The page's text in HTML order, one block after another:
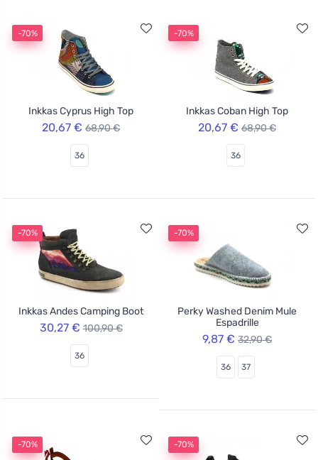
-70%
Inkkas Cyprus High Top
20,67 € 68,90 €
36
-70%
Inkkas Coban High Top
20,67 € 68,90 €
36
-70%
Inkkas Andes Camping Boot
30,27 € 100,90 €
36
-70%
Perky Washed Denim Mule
Espadrille
9,87 € 32,90 €
36 37
-70% -70%